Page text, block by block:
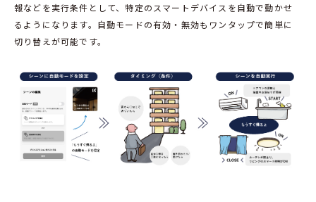
報などを実行条件として、特定のスマートデバイスを自動で動かせ
るようになります。自動モードの有効・無効もワンタップで簡単に
切り替えが可能です。